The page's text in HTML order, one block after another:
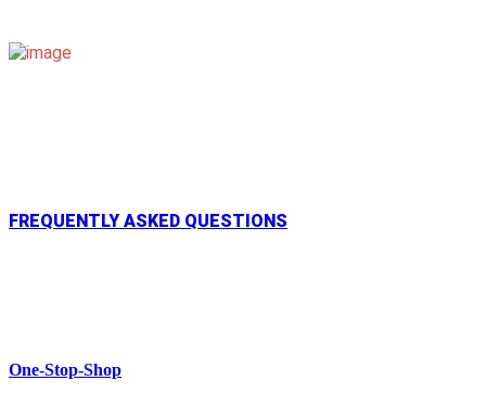
FREQUENTLY ASKED QUESTIONS
One-Stop-Shop